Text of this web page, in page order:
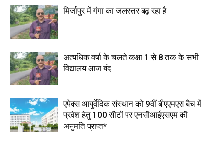
मिर्जापुर में गंगा का जलस्तर बढ़ रहा है
अत्यधिक वर्षा के चलते कक्षा 1 से 8 तक के सभी
विद्यालय आज बंद
एपेक्स आयुर्वेदिक संस्थान को 9वीं बीएएमएस बैच में
प्रवेश हेतु 100 सीटों पर एनसीआईएसएम की
अनुमति प्राप्त*